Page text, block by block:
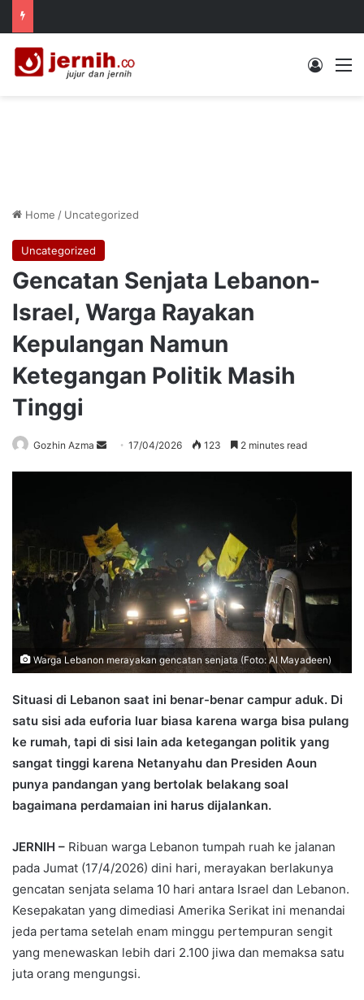
Log In
Home / Uncategorized
Uncategorized
Gencatan Senjata Lebanon-
Israel, Warga Rayakan
Kepulangan Namun
Ketegangan Politik Masih
Tinggi
Gozhin Azma
Send17/04/2026 123 2 minutes read
Warga Lebanon merayakan gencatan senjata (Foto: Al Mayadeen)
Situasi di Lebanon saat ini benar-benar campur aduk. Di
satu sisi ada euforia luar biasa karena warga bisa pulang
ke rumah, tapi di sisi lain ada ketegangan politik yang
sangat tinggi karena Netanyahu dan Presiden Aoun
punya pandangan yang bertolak belakang soal
bagaimana perdamaian ini harus dijalankan.
JERNIH – Ribuan warga Lebanon tumpah ruah ke jalanan
pada Jumat (17/4/2026) dini hari, merayakan berlakunya
gencatan senjata selama 10 hari antara Israel dan Lebanon.
Kesepakatan yang dimediasi Amerika Serikat ini menandai
jeda pertama setelah enam minggu pertempuran sengit
yang menewaskan lebih dari 2.100 jiwa dan memaksa satu
juta orang mengungsi.